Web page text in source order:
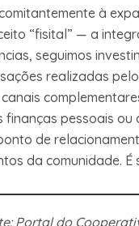
à
“fisital” — a
seguimos
realizadas
finanças pessoais ou
de
da comunidade.
Portal do